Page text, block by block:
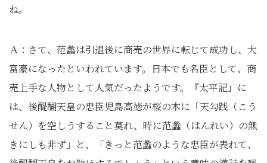
ね。
Ａ：さて、范蠡は引退後に商売の世界に転じて成功し、大
富豪になったといわれています。日本でも名臣として、商
売上手な人物として人気だったようです。『太平記』に
は、後醍醐天皇の忠臣児島高徳が桜の木に「天勾践（こう
せん）を空しうすること莫れ、時に范蠡（はんれい）の無
きにしも非ず」と、「きっと范蠡のような忠臣が表れて、